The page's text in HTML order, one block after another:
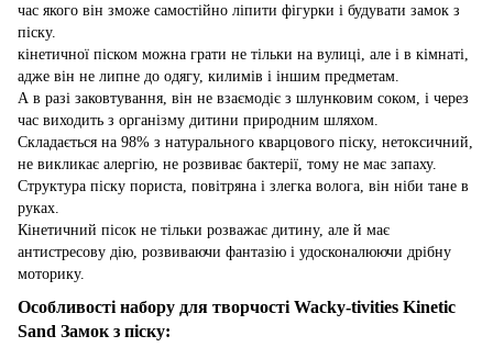
час якого він зможе самостійно ліпити фігурки і будувати замок з
піску.
кінетичної піском можна грати не тільки на вулиці, але і в кімнаті,
адже він не липне до одягу, килимів і іншим предметам.
А в разі заковтування, він не взаємодіє з шлунковим соком, і через
час виходить з організму дитини природним шляхом.
Складається на 98% з натурального кварцового піску, нетоксичний,
не викликає алергію, не розвиває бактерії, тому не має запаху.
Структура піску пориста, повітряна і злегка волога, він ніби тане в
руках.
Кінетичний пісок не тільки розважає дитину, але й має
антистресову дію, розвиваючи фантазію і удосконалюючи дрібну
моторику.
Особливості набору для творчості Wacky-tivities Kinetic
Sand Замок з піску: